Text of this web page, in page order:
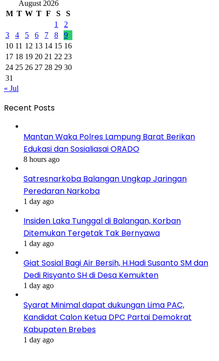
August 2026
M T W T F S
S
1
2
3
4 5 6 7 8
9
10 11 12 13 14 15 16
17 18 19 20 21 22 23
24 25 26 27 28 29 30
31
« Jul
Recent Posts
Mantan Waka Polres Lampung Barat Berikan
Edukasi dan Sosialiasai ORADO
8 hours ago
Satresnarkoba Balangan Ungkap Jaringan
Peredaran Narkoba
1 day ago
Insiden Laka Tunggal di Balangan, Korban
Ditemukan Tergetak Tak Bernyawa
1 day ago
Giat Sosial Bagi Air Bersih, H.Hadi Susanto SM dan
Dedi Risyanto SH di Desa Kemukten
1 day ago
Syarat Minimal dapat dukungan Lima PAC,
Kandidat Calon Ketua DPC Partai Demokrat
Kabupaten Brebes
1 day ago